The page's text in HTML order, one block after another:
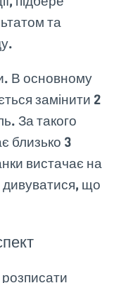
та
В основному
замінити 2
За такого
близько 3
вистачає на
дивуватися, що